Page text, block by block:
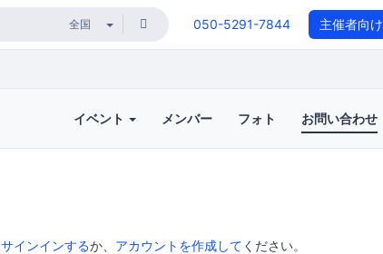
050-5291-7844 主催者向け
イベント メンバー フォト お問い合わせ
サインインするか、 アカウントを作成して ください。